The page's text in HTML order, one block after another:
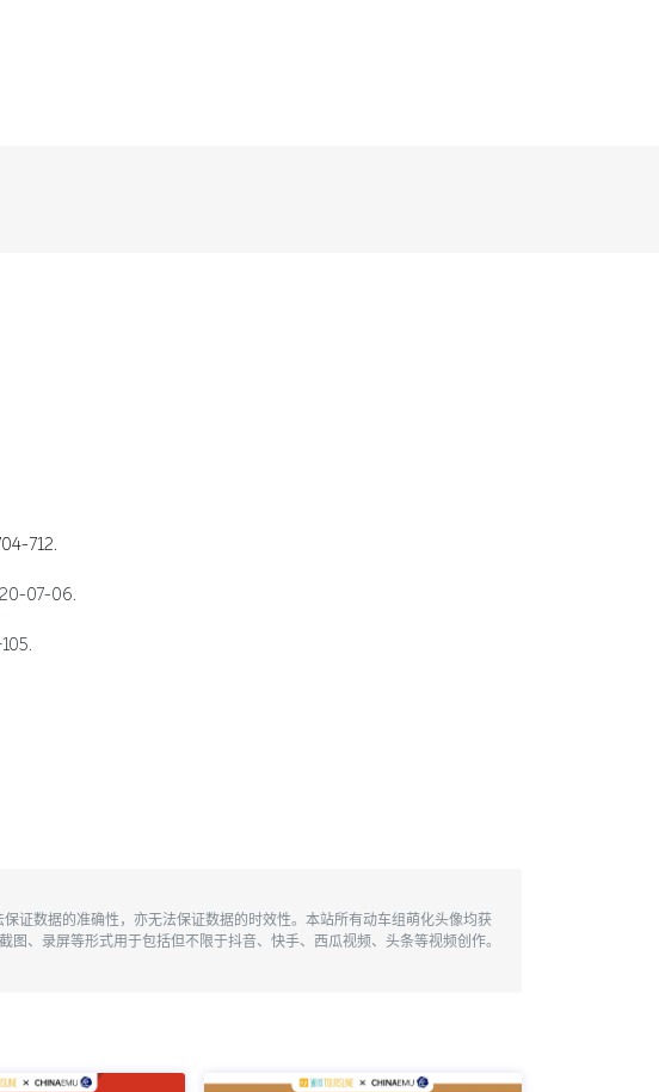
712.
07-06.
证数据的准确性，亦无法保证数据的时效性。本站所有动车组萌化头像均获
、录屏等形式用于包括但不限于抖音、快手、西瓜视频、头条等视频创作。